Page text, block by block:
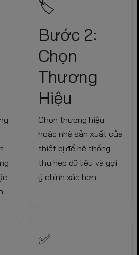
🏷️
Bước 2:
Chọn
Thương
Hiệu
Chọn thương hiệu
hoặc nhà sản xuất của
thiết bị để hệ thống
thu hẹp dữ liệu và gợi
ý chính xác hơn.
✅